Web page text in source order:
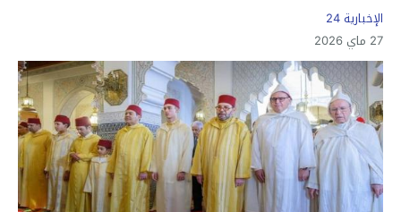
الإخبارية 24
27 ماي 2026